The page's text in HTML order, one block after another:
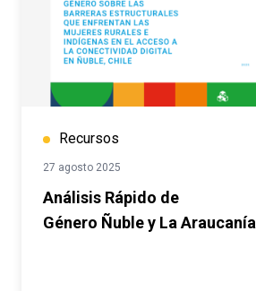
Recursos
27 agosto 2025
Análisis Rápido de
Género Ñuble y La Araucanía